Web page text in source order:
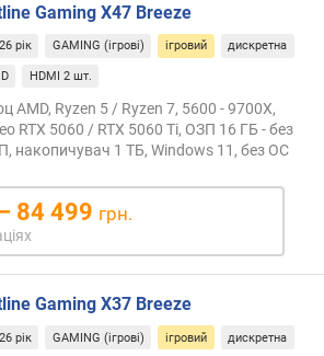
Gaming X47 Breeze
рік GAMING (ігрові) ігровий дискретна
HDMI 2 шт.
AMD, Ryzen 5 / Ryzen 7, 5600 - 9700X,
RTX 5060 / RTX 5060 Ti, ОЗП 16 ГБ - без
накопичувач 1 ТБ, Windows 11, без ОС
84 499 грн.
Gaming X37 Breeze
рік GAMING (ігрові) ігровий дискретна